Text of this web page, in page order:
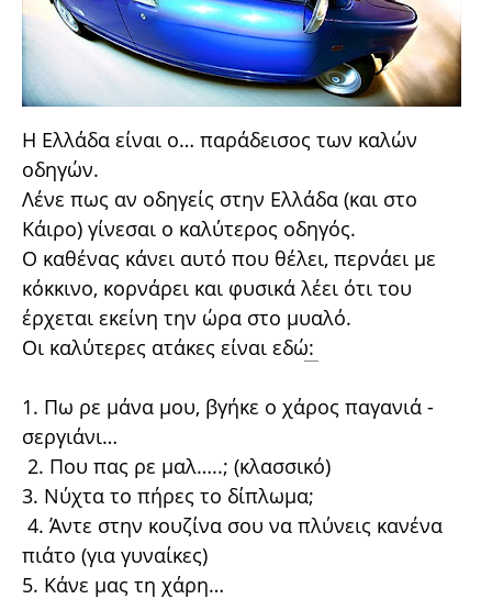
Η Ελλάδα είναι ο… παράδεισος των καλών
οδηγών.
Λένε πως αν οδηγείς στην Ελλάδα (και στο
Κάιρο) γίνεσαι ο καλύτερος οδηγός.
Ο καθένας κάνει αυτό που θέλει, περνάει με
κόκκινο, κορνάρει και φυσικά λέει ότι του
έρχεται εκείνη την ώρα στο μυαλό.
Οι καλύτερες ατάκες είναι εδώ:
1. Πω ρε μάνα μου, βγήκε ο χάρος παγανιά -
σεργιάνι…
2. Που πας ρε μαλ…..; (κλασσικό)
3. Νύχτα το πήρες το δίπλωμα;
4. Άντε στην κουζίνα σου να πλύνεις κανένα
πιάτο (για γυναίκες)
5. Κάνε μας τη χάρη…